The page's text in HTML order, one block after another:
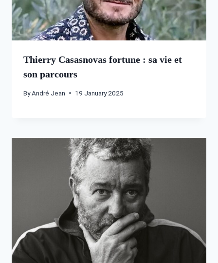
Thierry Casasnovas fortune : sa vie et
son parcours
ByAndré Jean 19 January 2025